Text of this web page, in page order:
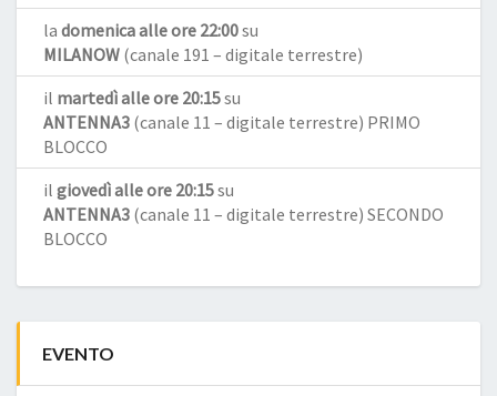
la domenica alle ore 22:00su
MILANOW (canale 191 – digitale terrestre)
il martedì alle ore 20:15su
ANTENNA3 (canale 11 – digitale terrestre) PRIMO
BLOCCO
il giovedì alle ore 20:15su
ANTENNA3 (canale 11 – digitale terrestre) SECONDO
BLOCCO
EVENTO